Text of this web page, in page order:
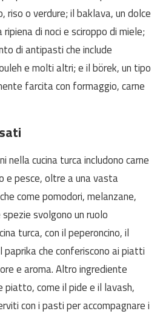
riso o verdure; il baklava, un dolce
di noci e sciroppo di miele;
di antipasti che include
e molti altri; e il börek, un tipo
farcita con formaggio, carne
nella cucina turca includono carne
e pesce, oltre a una vasta
come pomodori, melanzane,
svolgono un ruolo
turca, con il peperoncino, il
paprika che conferiscono ai piatti
e aroma. Altro ingrediente
come il pide e il lavash,
con i pasti per accompagnare i